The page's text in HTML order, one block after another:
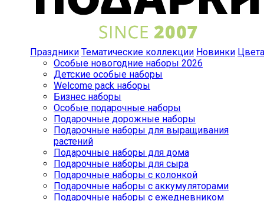
Праздники Тематические коллекции Новинки Цвета
Особые новогодние наборы 2026
Детские особые наборы
Welcome pack наборы
Бизнес наборы
Особые подарочные наборы
Подарочные дорожные наборы
Подарочные наборы для выращивания
растений
Подарочные наборы для дома
Подарочные наборы для сыра
Подарочные наборы с колонкой
Подарочные наборы с аккумуляторами
Подарочные наборы с ежедневником